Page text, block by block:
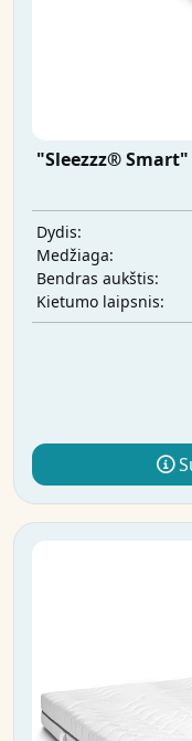
"Sleezzz®
Dydis:
Medžiaga:
Bendras aukštis:
Kietumo laipsnis: